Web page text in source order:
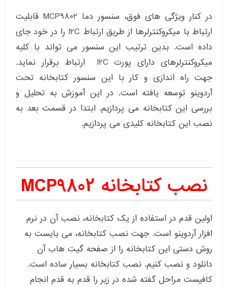
در کنار ویژگی های فوق، سنسور دما MCP9802 قابلیت
ارتباط با میکروکنترلرها از طریق ارتباط I2C را در خود جای
داده است. بدین ترتیب این سنسور می تواند با کلیه
میکروکنترلرهای دارای پورت I2C ارتباط برقرار نماید.
جهت راه اندازی و کار با این سنسور کتابخانه تحت
آردوینو توسعه یافته است. در این آموزش به تحلیل و
بررسی این کتابخانه می پردازیم. ابتدا در قسمت بعد به
نصب این کتابخانه کلیدی می پردازیم.
نصب کتابخانه MCP9802
اولین قدم در استفاده از یک کتابخانه، نصب آن در نرم
افزار آردوینو است. جهت نصب کتابخانه، می بایست به
روش دستی این کتابخانه را از صفحه گیت هاب آن
دانلود و نصب کنیم. نصب کتابخانه بسیار ساده است.
کافیست مراحل گفته شده در زیر را قدم به قدم انجام